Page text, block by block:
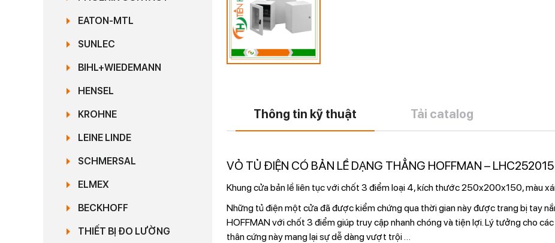
EATON-MTL
SUNLEC
BIHL+WIEDEMANN
HENSEL
KROHNE
LEINE LINDE
SCHMERSAL
ELMEX
BECKHOFF
THIẾT BỊ ĐO LƯỜNG
Thông tin kỹ thuật Tải catalog
VỎ TỦ ĐIỆN CÓ BẢN LỀ DẠNG THẲNG HOFFMAN – LHC252015
Khung cửa bản lề liên tục với chốt 3 điểm loại 4, kích thước 250x200x150, màu
Những tủ điện một cửa đã được kiểm chứng qua thời gian này được trang bị tay
HOFFMAN với chốt 3 điểm giúp truy cập nhanh chóng và tiện lợi. Lý tưởng cho
thân cứng này mang lại sự dễ dàng vượt trội